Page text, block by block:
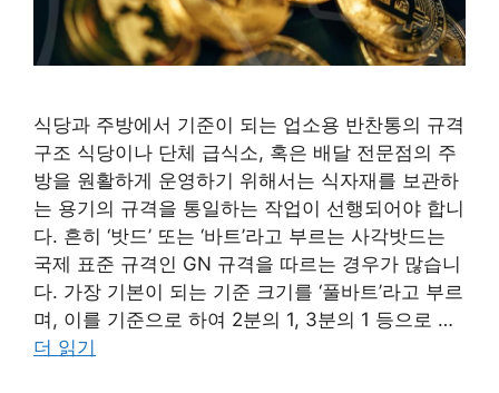
식당과 주방에서 기준이 되는 업소용 반찬통의 규격
구조 식당이나 단체 급식소, 혹은 배달 전문점의 주
방을 원활하게 운영하기 위해서는 식자재를 보관하
는 용기의 규격을 통일하는 작업이 선행되어야 합니
다. 흔히 ‘밧드’ 또는 ‘바트’라고 부르는 사각밧드는
국제 표준 규격인 GN 규격을 따르는 경우가 많습니
다. 가장 기본이 되는 기준 크기를 ‘풀바트’라고 부르
며, 이를 기준으로 하여 2분의 1, 3분의 1 등으로 …
더 읽기